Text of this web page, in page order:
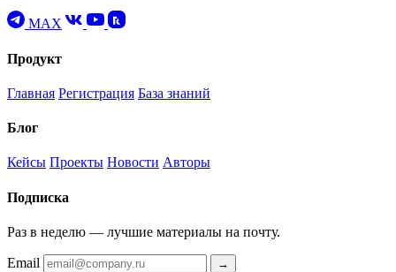
MAX
Продукт
Главная Регистрация База знаний
Блог
Кейсы Проекты Новости Авторы
Подписка
Раз в неделю — лучшие материалы на почту.
Email →